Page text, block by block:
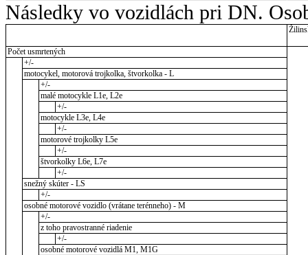
Následky vo vozidlách pri DN.
Počet usmrtených
+/-
motocykel, motorová trojkolka, štvorkolka - L
+/-
malé motocykle L1e, L2e
+/-
motocykle L3e, L4e
+/-
motorové trojkolky L5e
+/-
štvorkolky L6e, L7e
+/-
snežný skúter - LS
+/-
osobné motorové vozidlo (vrátane terénneho) - M
+/-
z toho pravostranné riadenie
+/-
osobné motorové vozidlá M1, M1G